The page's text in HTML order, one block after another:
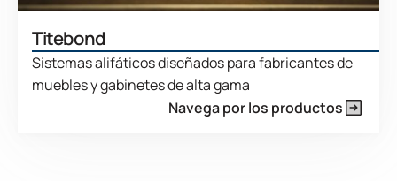
Titebond
Sistemas alifáticos diseñados para fabricantes de
muebles y gabinetes de alta gama
Navega por los productos